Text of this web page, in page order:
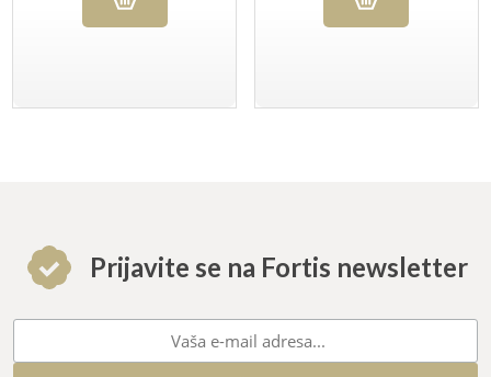
Prijavite se na Fortis newsletter